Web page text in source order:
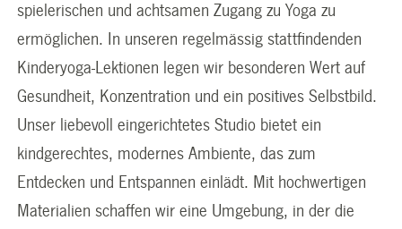
spielerischen und achtsamen Zugang zu Yoga zu
ermöglichen. In unseren regelmässig stattfindenden
Kinderyoga-Lektionen legen wir besonderen Wert auf
Gesundheit, Konzentration und ein positives Selbstbild.
Unser liebevoll eingerichtetes Studio bietet ein
kindgerechtes, modernes Ambiente, das zum
Entdecken und Entspannen einlädt. Mit hochwertigen
Materialien schaffen wir eine Umgebung, in der die